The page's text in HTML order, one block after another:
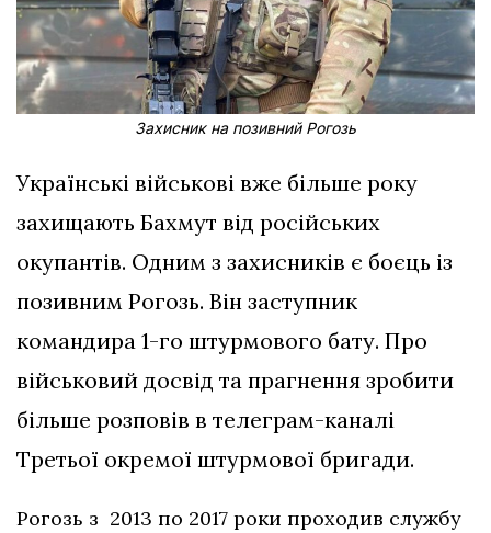
Захисник на позивний Рогозь
Українські військові вже більше року
захищають Бахмут від російських
окупантів. Одним з захисників є боєць із
позивним Рогозь. Він заступник
командира 1-го штурмового бату. Про
військовий досвід та прагнення зробити
більше розповів в телеграм-каналі
Третьої окремої штурмової бригади.
Рогозь з 2013 по 2017 роки проходив службу